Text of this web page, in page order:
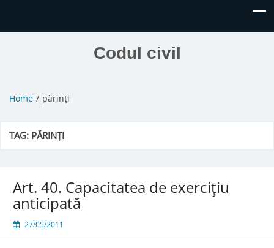
Codul civil
Home părinți
TAG: PĂRINȚI
Art. 40. Capacitatea de exerciţiu
anticipată
27/05/2011